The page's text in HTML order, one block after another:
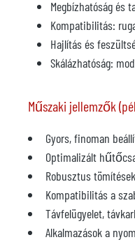
Megbízhatóság és
Kompatibilitás:
Hajlítás és
Skálázhatóság:
Műszaki jellemzők
Gyors, finoman
Optimalizált
Robusztus
Kompatibilitás a
Távfelügyelet,
Alkalmazások a